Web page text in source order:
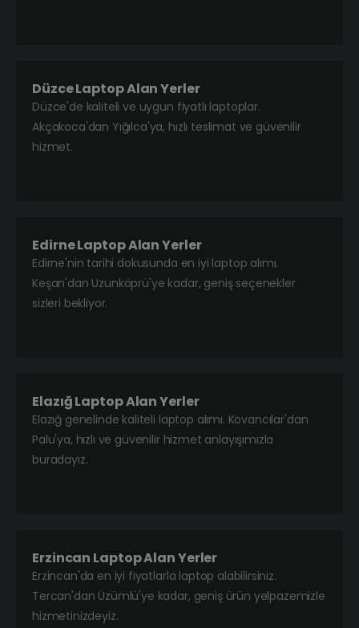
Düzce Laptop Alan Yerler
Düzce'de kaliteli ve uygun fiyatlı laptoplar.
Akçakoca'dan Yığılca'ya, hızlı teslimat ve güvenilir
hizmet.
Edirne Laptop Alan Yerler
Edirne'nin tarihi dokusunda en iyi laptop alımı.
Keşan'dan Uzunköprü'ye kadar, geniş seçenekler
sizleri bekliyor.
Elazığ Laptop Alan Yerler
Elazığ genelinde kaliteli laptop alımı. Kovancılar'dan
Palu'ya, hızlı ve güvenilir hizmet anlayışımızla
buradayız.
Erzincan Laptop Alan Yerler
Erzincan'da en iyi fiyatlarla laptop alabilirsiniz.
Tercan'dan Üzümlü'ye kadar, geniş ürün yelpazemizle
hizmetinizdeyiz.